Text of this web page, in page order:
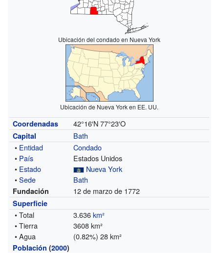
Ubicación del condado en Nueva York
Ubicación de Nueva York en EE. UU.
Coordenadas 42°16′N 77°23′O
Capital
Bath
• Entidad
Condado
• País
Estados Unidos
• Estado
Nueva York
•Sede Bath
Fundación 12 de marzo de 1772
Superficie
• Total 3.636km²
• Tierra
3608 km²
• Agua
(0.82%) 28 km²
Población (2000)